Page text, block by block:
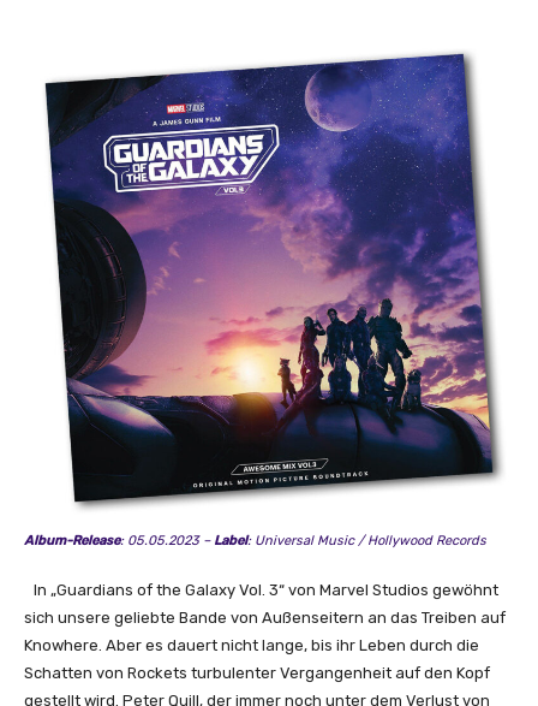
Album-Release: 05.05.2023 – Label: Universal Music / Hollywood Records
In „Guardians of the Galaxy Vol. 3“ von Marvel Studios gewöhnt
sich unsere geliebte Bande von Außenseitern an das Treiben auf
Knowhere. Aber es dauert nicht lange, bis ihr Leben durch die
Schatten von Rockets turbulenter Vergangenheit auf den Kopf
gestellt wird. Peter Quill, der immer noch unter dem Verlust von